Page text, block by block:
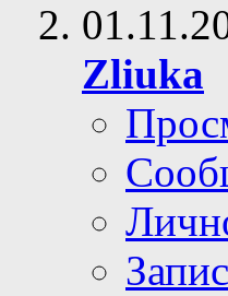
Zliuka